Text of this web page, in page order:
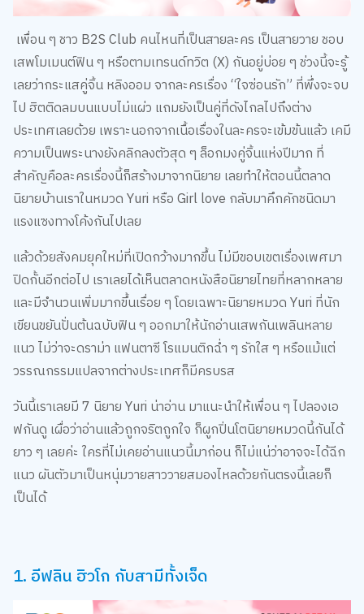
เพื่อน ๆ ชาว B2S Club คนไหนที่เป็นสายละคร เป็นสายวาย ชอบ
เสพโมเมนต์ฟิน ๆ หรือตามเทรนด์ทวิต (X) กันอยู่บ่อย ๆ ช่วงนี้จะรู้
เลยว่ากระแสคู่จิ้น หลิงออม จากละครเรื่อง “ใจซ่อนรัก” ที่พึ่งจะจบ
ไป ฮิตติดลมบนแบบไม่แผ่ว แถมยังเป็นคู่ที่ดังไกลไปถึงต่าง
ประเทศเลยด้วย เพราะนอกจากเนื้อเรื่องในละครจะเข้มข้นแล้ว เคมี
ความเป็นพระนางยังคลิกลงตัวสุด ๆ ล็อกมงคู่จิ้นแห่งปีมาก ที่
สำคัญคือละครเรื่องนี้ก็สร้างมาจากนิยาย เลยทำให้ตอนนี้ตลาด
นิยายบ้านเราในหมวด Yuri หรือ Girl love กลับมาคึกคักชนิดมา
แรงแซงทางโค้งกันไปเลย
แล้วด้วยสังคมยุคใหม่ที่เปิดกว้างมากขึ้น ไม่มีขอบเขตเรื่องเพศมา
ปิดกั้นอีกต่อไป เราเลยได้เห็นตลาดหนังสือนิยายไทยที่หลากหลาย
และมีจำนวนเพิ่มมากขึ้นเรื่อย ๆ โดยเฉพาะนิยายหมวด Yuri ที่นัก
เขียนขยันปั่นต้นฉบับฟิน ๆ ออกมาให้นักอ่านเสพกันเพลินหลาย
แนว ไม่ว่าจะดราม่า แฟนตาซี โรแมนติกฉ่ำ ๆ รักใส ๆ หรือแม้แต่
วรรณกรรมแปลจากต่างประเทศก็มีครบรส
วันนี้เราเลยมี 7 นิยาย Yuri น่าอ่าน มาแนะนำให้เพื่อน ๆ ไปลองเอ
ฟกันดู เผื่อว่าอ่านแล้วถูกจริตถูกใจ ก็ผูกปิ่นโตนิยายหมวดนี้กันได้
ยาว ๆ เลยค่ะ ใครที่ไม่เคยอ่านแนวนี้มาก่อน ก็ไม่แน่ว่าอาจจะได้ฉีก
แนว ผันตัวมาเป็นหนุ่มวายสาววายสมองไหลด้วยกันตรงนี้เลยก็
เป็นได้
1. อีฟลิน ฮิวโก กับสามีทั้งเจ็ด